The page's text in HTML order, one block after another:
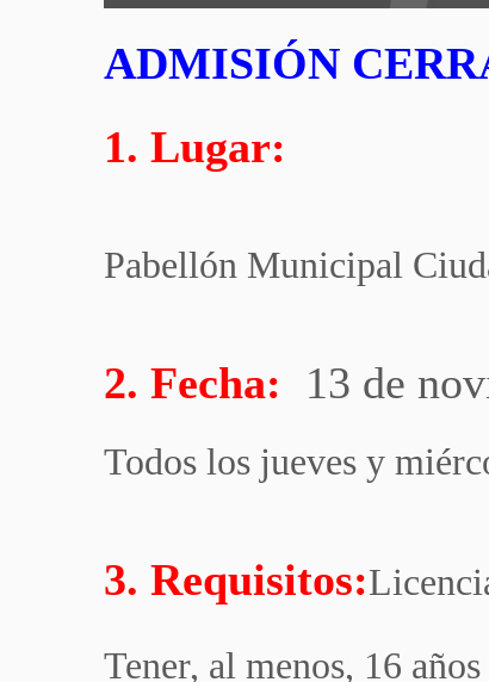
ADMISIÓN
1. Lugar:
Pabellón Municipal
2. Fecha: 13 de
Todos los jueves y
3. Requisitos:
Tener, al menos, 16